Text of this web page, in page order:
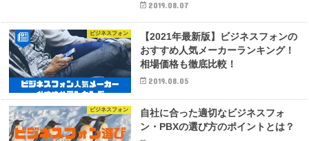
2019.08.07
ビジネスフォン
【2021年最新版】ビジネスフォンの
おすすめ人気メーカーランキング！
相場価格も徹底比較！
2019.08.05
ビジネスフォン
自社に合った適切なビジネスフォ
ン・PBXの選び方のポイントとは？